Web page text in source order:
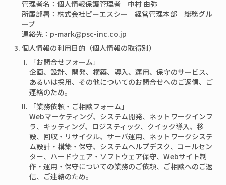
管理者名：個人情報保護管理者 中村 由弥
所属部署：株式会社ピーエスシー 経営管理本部 総務グル
ープ
連絡先：p-mark@psc-inc.co.jp
個人情報の利用目的（個人情報の取得別）
「お問合せフォーム」
企画、設計、開発、構築、導入、運用、保守のサービス、
あるいは採用、その他についてのお問合せへのご返信、ご
連絡のため。
「業務依頼・ご相談フォーム」
Webマーケティング、システム開発、ネットワークインフ
ラ、キッティング、ロジスティック、クイック導入、移
設、回収・リサイクル、サーバ運用、ネットワークシステ
ム設計・構築・保守、システムヘルプデスク、コールセン
ター、ハードウェア・ソフトウェア保守、Webサイト制
作・運用・保守についての業務のご依頼、ご相談へのご返
信、ご連絡のため。